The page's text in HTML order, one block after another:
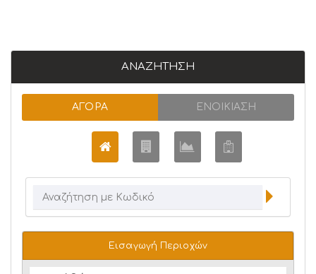
ΑΝΑΖΉΤΗΣΗ
ΑΓΟΡΆ ΕΝΟΙΚΊΑΣΗ
Εισαγωγή Περιοχών